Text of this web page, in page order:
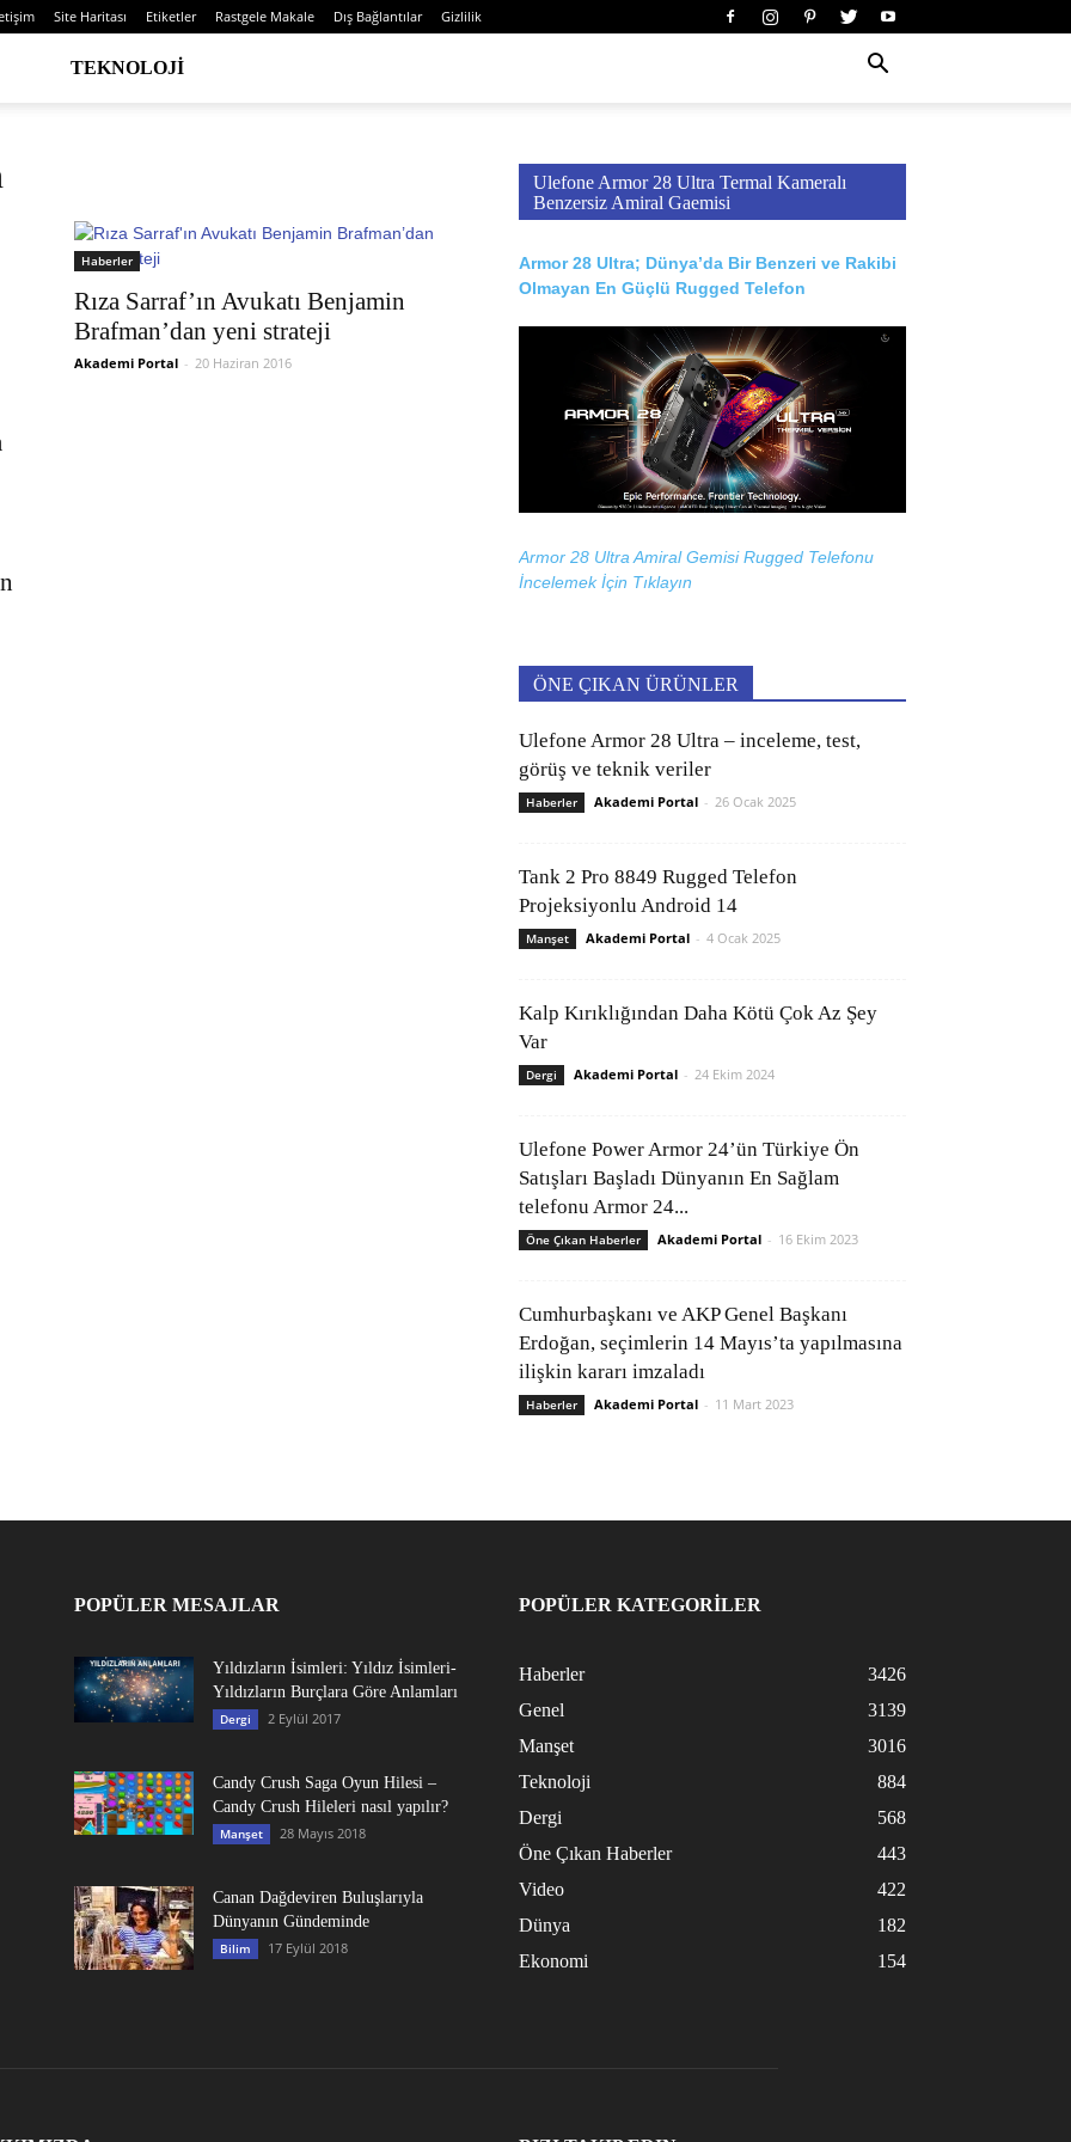
Site Haritası Etiketler Rastgele Makale Dış Bağlantılar Gizlilik
TEKNOLOJI
Haberler
Rıza Sarraf’ın Avukatı Benjamin
Brafman’dan yeni strateji
Akademi Portal - 20 Haziran 2016
Ulefone Armor 28 Ultra Termal Kameralı
Benzersiz Amiral Gaemisi
Armor 28 Ultra; Dünya’da Bir Benzeri ve Rakibi
Olmayan En Güçlü Rugged Telefon
Armor 28 Ultra Amiral Gemisi Rugged Telefonu
İncelemek İçin Tıklayın
ÖNE ÇIKAN ÜRÜNLER
Ulefone Armor 28 Ultra – inceleme, test,
görüş ve teknik veriler
Haberler Akademi Portal - 26 Ocak 2025
Tank 2 Pro 8849 Rugged Telefon
Projeksiyonlu Android 14
Manşet Akademi Portal - 4 Ocak 2025
Kalp Kırıklığından Daha Kötü Çok Az Şey
Var
Dergi Akademi Portal - 24 Ekim 2024
Ulefone Power Armor 24’ün Türkiye Ön
Satışları Başladı Dünyanın En Sağlam
telefonu Armor 24...
Öne Çıkan Haberler Akademi Portal - 16 Ekim 2023
Cumhurbaşkanı ve AKP Genel Başkanı
Erdoğan, seçimlerin 14 Mayıs’ta yapılmasına
ilişkin kararı imzaladı
Haberler Akademi Portal - 11 Mart 2023
POPÜLER MESAJLAR
Yıldızların İsimleri: Yıldız İsimleri-
Yıldızların Burçlara Göre Anlamları
Dergi 2 Eylül 2017
Candy Crush Saga Oyun Hilesi –
Candy Crush Hileleri nasıl yapılır?
Manşet 28 Mayıs 2018
Canan Dağdeviren Buluşlarıyla
Dünyanın Gündeminde
Bilim 17 Eylül 2018
POPÜLER KATEGORİLER
Haberler
3426
Genel
3139
Manşet
3016
Teknoloji
884
Dergi
568
Öne Çıkan Haberler
443
Video
422
Dünya
182
Ekonomi
154